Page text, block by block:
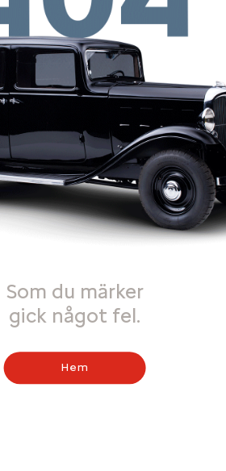
Som du märker
gick något fel.
Hem